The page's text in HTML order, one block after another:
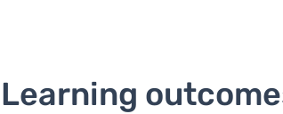
Learning